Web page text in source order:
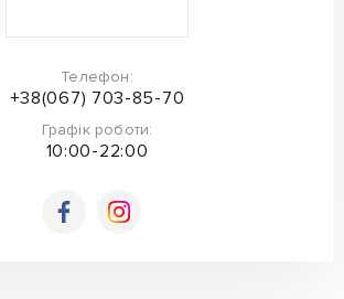
Телефон:
+38(067) 703-85-70
Графік роботи:
10:00-22:00